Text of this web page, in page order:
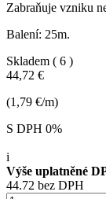
Zabraňuje vzniku
Balení: 25m.
Skladem ( 6 )
44,72 €
(1,79 €/m)
S DPH 0%
i
Výše uplatněné
44.72 bez DPH